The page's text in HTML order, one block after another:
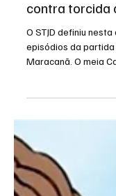
Jardim e não
contra torcida
O STJD definiu
acabou absolvido
coletiva pós-jogo.
bastidores do
caso envolvendo